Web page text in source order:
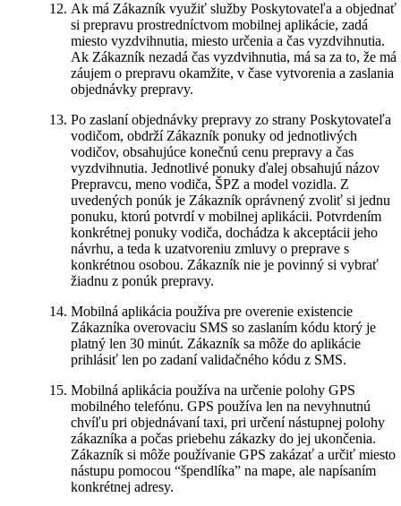
Ak má Zákazník využiť služby Poskytovateľa a objednať
si prepravu prostredníctvom mobilnej aplikácie, zadá
miesto vyzdvihnutia, miesto určenia a čas vyzdvihnutia.
Ak Zákazník nezadá čas vyzdvihnutia, má sa za to, že má
záujem o prepravu okamžite, v čase vytvorenia a zaslania
objednávky prepravy.
Po zaslaní objednávky prepravy zo strany Poskytovateľa
vodičom, obdrží Zákazník ponuky od jednotlivých
vodičov, obsahujúce konečnú cenu prepravy a čas
vyzdvihnutia. Jednotlivé ponuky ďalej obsahujú názov
Prepravcu, meno vodiča, ŠPZ a model vozidla. Z
uvedených ponúk je Zákazník oprávnený zvoliť si jednu
ponuku, ktorú potvrdí v mobilnej aplikácii. Potvrdením
konkrétnej ponuky vodiča, dochádza k akceptácii jeho
návrhu, a teda k uzatvoreniu zmluvy o preprave s
konkrétnou osobou. Zákazník nie je povinný si vybrať
žiadnu z ponúk prepravy.
Mobilná aplikácia používa pre overenie existencie
Zákazníka overovaciu SMS so zaslaním kódu ktorý je
platný len 30 minút. Zákazník sa môže do aplikácie
prihlásiť len po zadaní validačného kódu z SMS.
Mobilná aplikácia používa na určenie polohy GPS
mobilného telefónu. GPS používa len na nevyhnutnú
chvíľu pri objednávaní taxi, pri určení nástupnej polohy
zákazníka a počas priebehu zákazky do jej ukončenia.
Zákazník si môže používanie GPS zakázať a určiť miesto
nástupu pomocou “špendlíka” na mape, ale napísaním
konkrétnej adresy.